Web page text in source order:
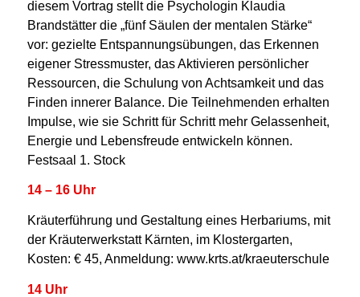
diesem Vortrag stellt die Psychologin Klaudia
Brandstätter die „fünf Säulen der mentalen Stärke“
vor: gezielte Entspannungsübungen, das Erkennen
eigener Stressmuster, das Aktivieren persönlicher
Ressourcen, die Schulung von Achtsamkeit und das
Finden innerer Balance. Die Teilnehmenden erhalten
Impulse, wie sie Schritt für Schritt mehr Gelassenheit,
Energie und Lebensfreude entwickeln können.
Festsaal 1. Stock
14 – 16 Uhr
Kräuterführung und Gestaltung eines Herbariums, mit
der Kräuterwerkstatt Kärnten, im Klostergarten,
Kosten: € 45, Anmeldung: www.krts.at/kraeuterschule
14 Uhr